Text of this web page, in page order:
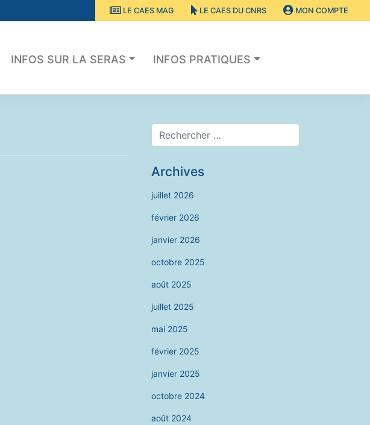
LE CAES MAG LE CAES DU CNRS MON COMPTE
INFOS SUR LA SERAS
INFOS PRATIQUES
Archives
juillet 2026
février 2026
janvier 2026
octobre 2025
août 2025
juillet 2025
mai 2025
février 2025
janvier 2025
octobre 2024
août 2024